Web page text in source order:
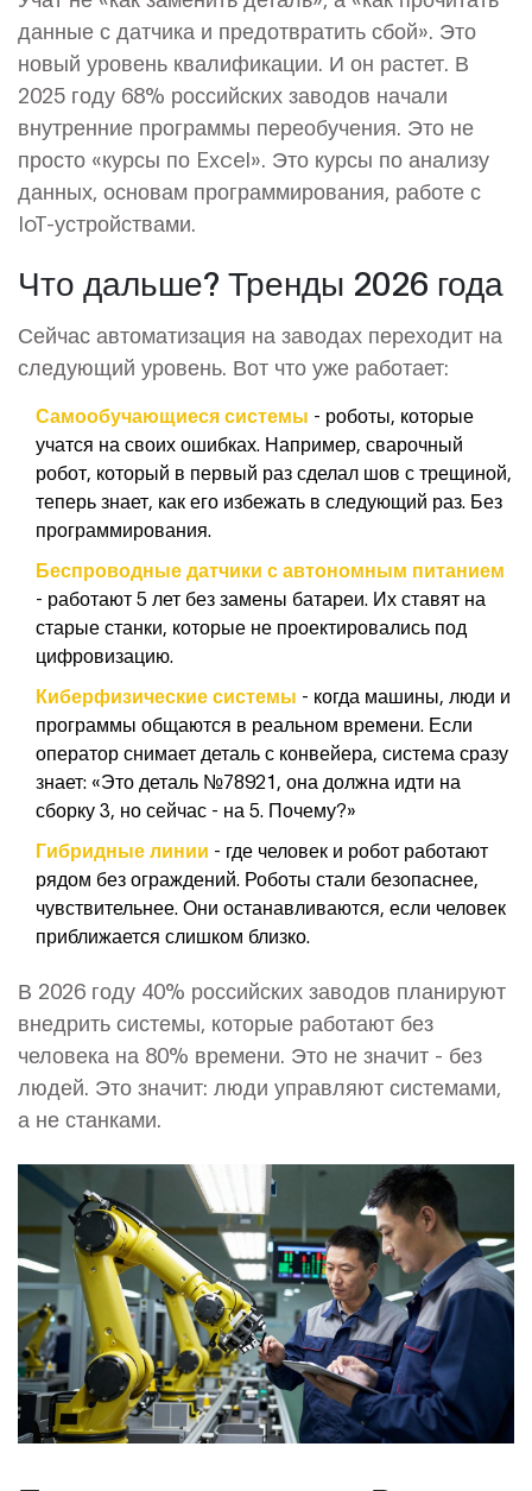
данные с датчика и предотвратить сбой». Это
новый уровень квалификации. И он растет. В
2025 году 68% российских заводов начали
внутренние программы переобучения. Это не
просто «курсы по Excel». Это курсы по анализу
данных, основам программирования, работе с
IoT-устройствами.
Что дальше? Тренды 2026 года
Сейчас автоматизация на заводах переходит на
следующий уровень. Вот что уже работает:
Самообучающиеся системы - роботы, которые
учатся на своих ошибках. Например, сварочный
робот, который в первый раз сделал шов с трещиной,
теперь знает, как его избежать в следующий раз. Без
программирования.
Беспроводные датчики с автономным питанием
- работают 5 лет без замены батареи. Их ставят на
старые станки, которые не проектировались под
цифровизацию.
Киберфизические системы - когда машины, люди и
программы общаются в реальном времени. Если
оператор снимает деталь с конвейера, система сразу
знает: «Это деталь №78921, она должна идти на
сборку 3, но сейчас - на 5. Почему?»
Гибридные линии - где человек и робот работают
рядом без ограждений. Роботы стали безопаснее,
чувствительнее. Они останавливаются, если человек
приближается слишком близко.
В 2026 году 40% российских заводов планируют
внедрить системы, которые работают без
человека на 80% времени. Это не значит - без
людей. Это значит: люди управляют системами,
а не станками.